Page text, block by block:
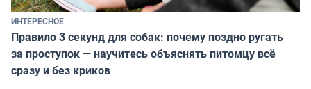
ИНТЕРЕСНОЕ
Правило 3 секунд для собак: почему поздно ругать
за проступок — научитесь объяснять питомцу всё
сразу и без криков